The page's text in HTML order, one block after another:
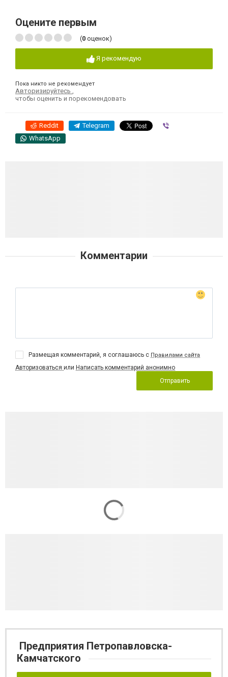
Оцените первым
(0 оценок)
Я рекомендую
Пока никто не рекомендует
Авторизируйтесь
чтобы оценить и порекомендовать
Reddit Telegram
WhatsApp
Комментарии
Размещая комментарий, я соглашаюсь с Правилами сайта
Авторизоваться или Написать комментарий анонимно
Отправить
Предприятия Петропавловска-
Камчатского